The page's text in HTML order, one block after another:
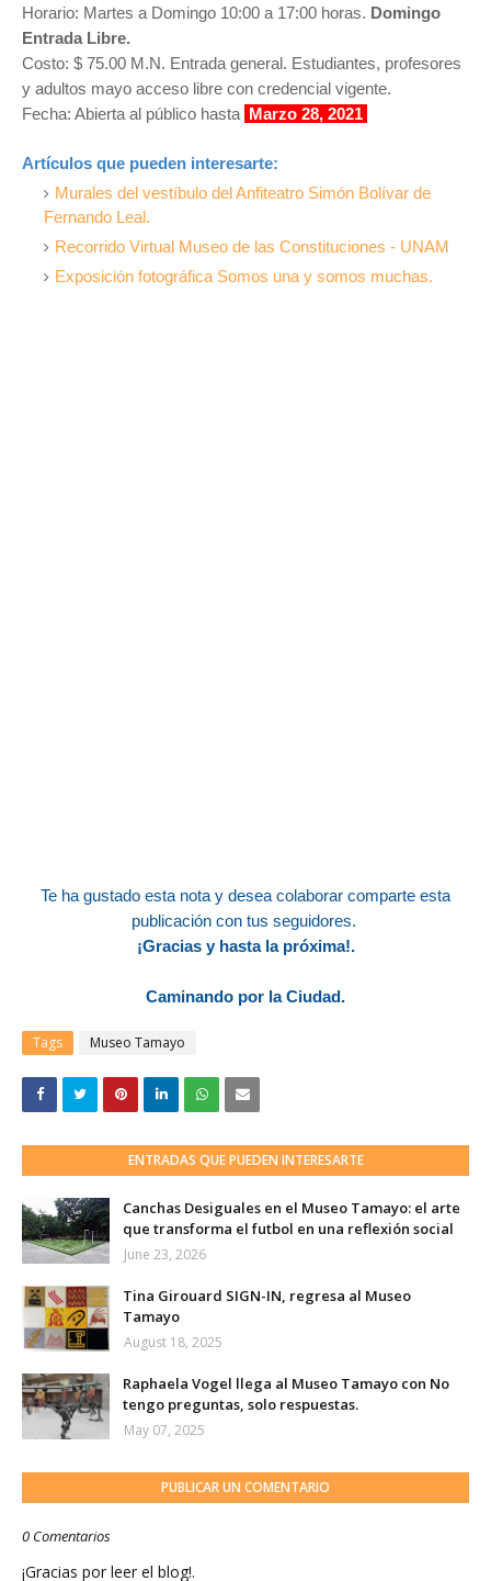
Horario: Martes a Domingo 10:00 a 17:00 horas. Domingo
Entrada Libre.
Costo: $ 75.00 M.N. Entrada general. Estudiantes, profesores
y adultos mayo acceso libre con credencial vigente.
Fecha: Abierta al público hasta Marzo 28, 2021
Artículos que pueden interesarte:
Murales del vestíbulo del Anfiteatro Simón Bolívar de
Fernando Leal.
Recorrido Virtual Museo de las Constituciones - UNAM
Exposición fotográfica Somos una y somos muchas.
Te ha gustado esta nota y desea colaborar comparte esta
publicación con tus seguidores.
¡Gracias y hasta la próxima!.
Caminando por la Ciudad.
Tags Museo Tamayo
ENTRADAS QUE PUEDEN INTERESARTE
Canchas Desiguales en el Museo Tamayo: el arte
que transforma el futbol en una reflexión social
June 23, 2026
Tina Girouard SIGN-IN, regresa al Museo
Tamayo
August 18, 2025
Raphaela Vogel llega al Museo Tamayo con No
tengo preguntas, solo respuestas.
May 07, 2025
PUBLICAR UN COMENTARIO
0 Comentarios
¡Gracias por leer el blog!.